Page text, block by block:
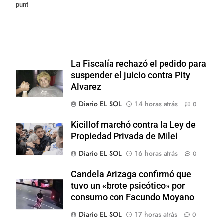
punt
La Fiscalía rechazó el pedido para
suspender el juicio contra Pity
Alvarez
Diario EL SOL
14 horas atrás 0
Kicillof marchó contra la Ley de
Propiedad Privada de Milei
Diario EL SOL
16 horas atrás 0
Candela Arizaga confirmó que
tuvo un «brote psicótico» por
consumo con Facundo Moyano
Diario EL SOL
17 horas atrás 0